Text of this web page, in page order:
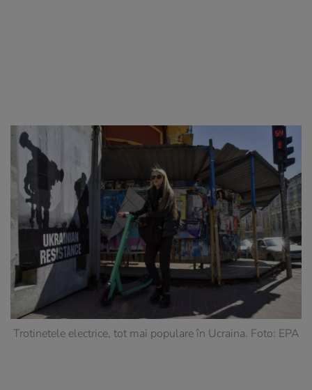
Trotinetele electrice, tot mai populare în Ucraina. Foto: EPA